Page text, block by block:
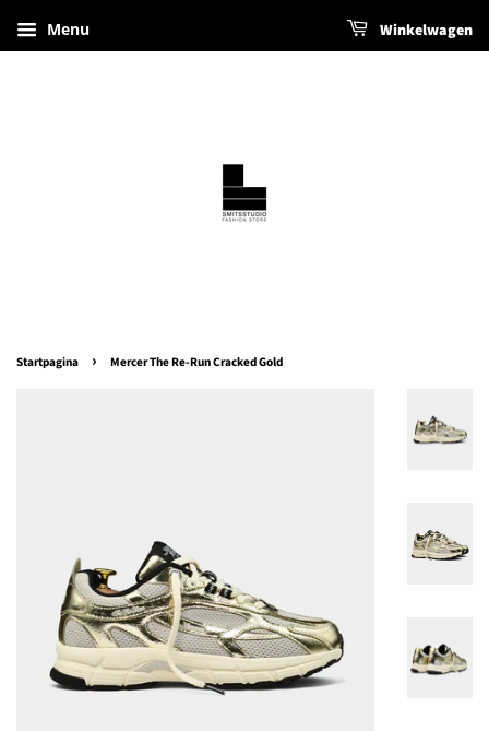
Menu Winkelwagen
Startpagina › Mercer The Re-Run Cracked Gold